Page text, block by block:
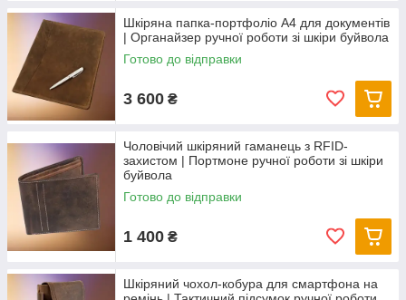
Шкіряна папка-портфоліо А4 для документів
| Органайзер ручної роботи зі шкіри буйвола
Готово до відправки
3 600 ₴
Чоловічий шкіряний гаманець з RFID-
захистом | Портмоне ручної роботи зі шкіри
буйвола
Готово до відправки
1 400 ₴
Шкіряний чохол-кобура для смартфона на